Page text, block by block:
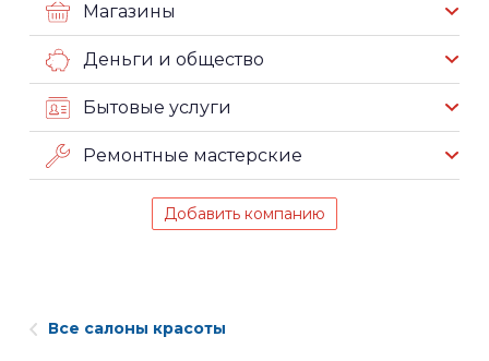
Магазины
Деньги и общество
Бытовые услуги
Ремонтные мастерские
Добавить компанию
Все салоны красоты